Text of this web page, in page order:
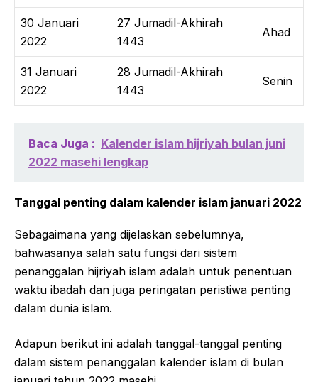
30 Januari
2022
27 Jumadil-Akhirah
1443
Ahad
31 Januari
2022
28 Jumadil-Akhirah
1443
Senin
Baca Juga : Kalender islam hijriyah bulan juni
2022 masehi lengkap
Tanggal penting dalam kalender islam januari 2022
Sebagaimana yang dijelaskan sebelumnya,
bahwasanya salah satu fungsi dari sistem
penanggalan hijriyah islam adalah untuk penentuan
waktu ibadah dan juga peringatan peristiwa penting
dalam dunia islam.
Adapun berikut ini adalah tanggal-tanggal penting
dalam sistem penanggalan kalender islam di bulan